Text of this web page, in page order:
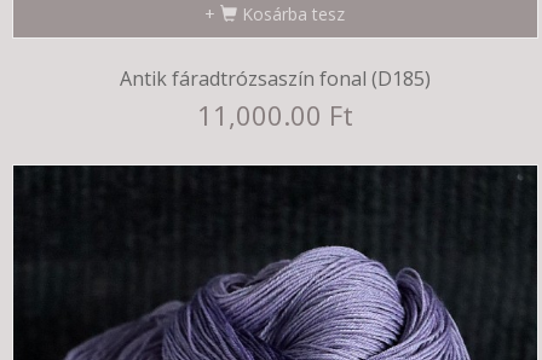
Kosárba tesz
Antik fáradtrózsaszín fonal (D185)
11,000.00 Ft